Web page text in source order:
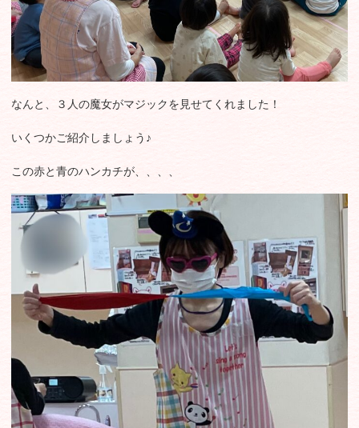
なんと、３人の魔女がマジックを見せてくれました！
いくつかご紹介しましょう♪
この赤と青のハンカチが、、、、